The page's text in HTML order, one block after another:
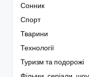
Сонник
Спорт
Тварини
Технології
Туризм та подорожі